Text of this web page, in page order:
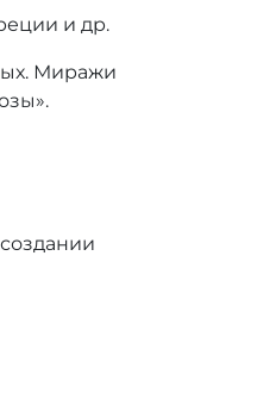
и др.
Миражи